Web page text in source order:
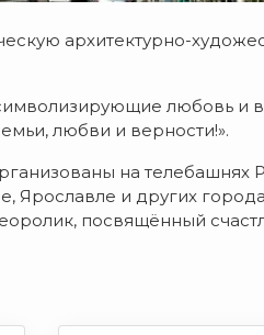
архитектурно-
любовь и
любви и верности!».
на
Ярославле и других
посвящённый